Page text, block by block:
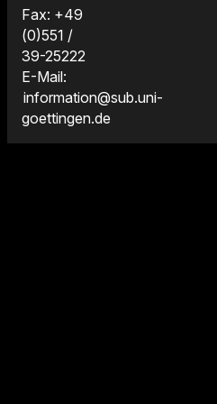
Fax: +49
(0)551 /
39-25222
E-Mail:
information@sub.uni-
goettingen.de